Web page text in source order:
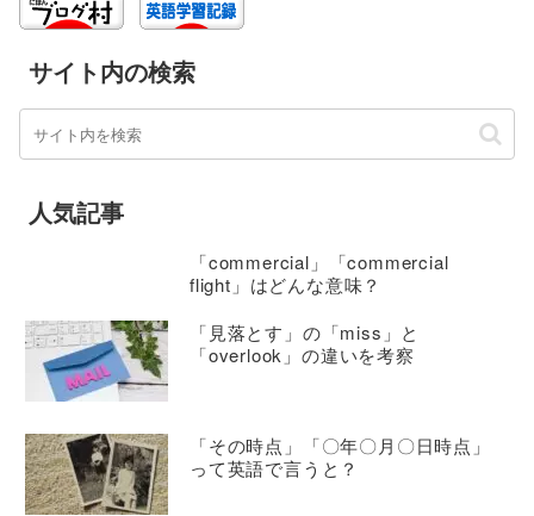
サイト内の検索
人気記事
「commercial」「commercial
flight」はどんな意味？
「見落とす」の「miss」と
「overlook」の違いを考察
「その時点」「〇年〇月〇日時点」
って英語で言うと？